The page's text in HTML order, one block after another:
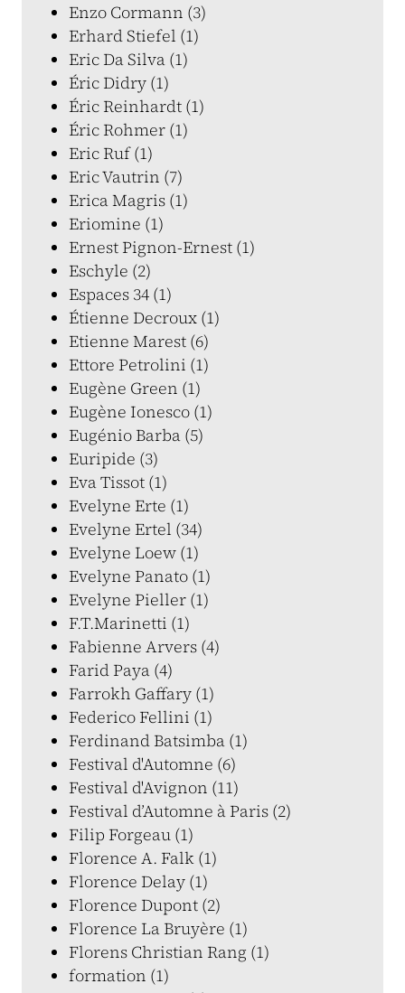
Enzo Cormann (3)
Erhard Stiefel (1)
Eric Da Silva (1)
Éric Didry (1)
Éric Reinhardt (1)
Éric Rohmer (1)
Eric Ruf (1)
Eric Vautrin (7)
Erica Magris (1)
Eriomine (1)
Ernest Pignon-Ernest (1)
Eschyle (2)
Espaces 34 (1)
Étienne Decroux (1)
Etienne Marest (6)
Ettore Petrolini (1)
Eugène Green (1)
Eugène Ionesco (1)
Eugénio Barba (5)
Euripide (3)
Eva Tissot (1)
Evelyne Erte (1)
Evelyne Ertel (34)
Evelyne Loew (1)
Evelyne Panato (1)
Evelyne Pieller (1)
F.T.Marinetti (1)
Fabienne Arvers (4)
Farid Paya (4)
Farrokh Gaffary (1)
Federico Fellini (1)
Ferdinand Batsimba (1)
Festival d'Automne (6)
Festival d'Avignon (11)
Festival d’Automne à Paris (2)
Filip Forgeau (1)
Florence A. Falk (1)
Florence Delay (1)
Florence Dupont (2)
Florence La Bruyère (1)
Florens Christian Rang (1)
formation (1)